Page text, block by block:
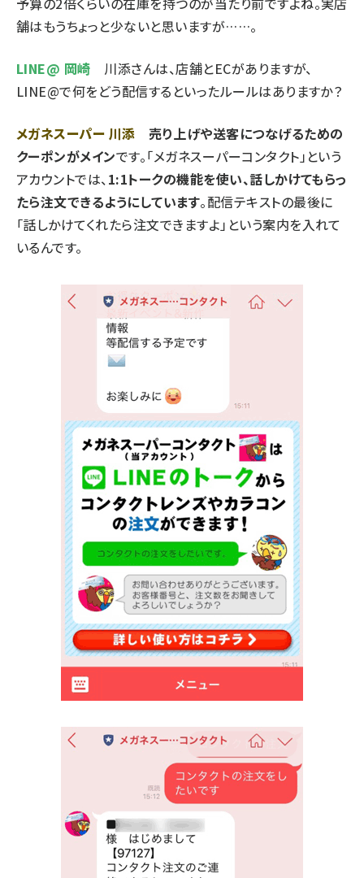
舗はもうちょっと少ないと思いますが……。
LINE@ 岡崎 川添さんは、店舗とECがありますが、
LINE@で何をどう配信するといったルールはありますか？
メガネスーパー 川添売り上げや送客につなげるための
クーポンがメインです。「メガネスーパーコンタクト」という
アカウントでは、1:1トークの機能を使い、話しかけてもらっ
たら注文できるようにしています。配信テキストの最後に
「話しかけてくれたら注文できますよ」という案内を入れて
いるんです。